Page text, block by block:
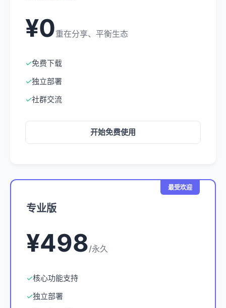
¥0重在分享、平衡生态
✓免费下载
✓独立部署
✓社群交流
开始免费使用
最受欢迎
专业版
¥498/永久
✓核心功能支持
✓独立部署